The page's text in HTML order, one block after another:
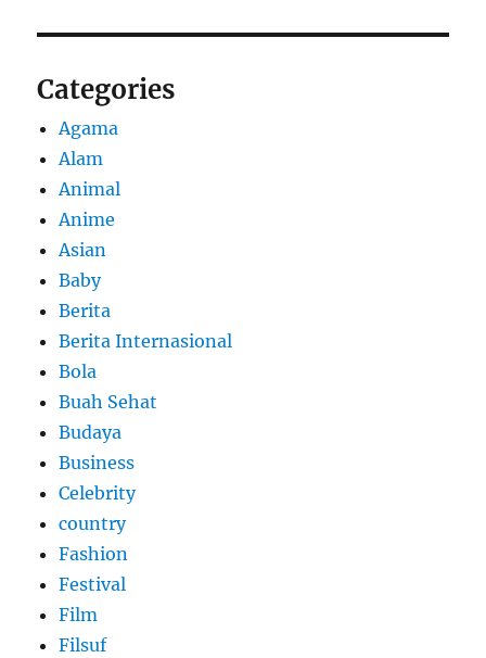
Categories
Agama
Alam
Animal
Anime
Asian
Baby
Berita
Berita Internasional
Bola
Buah Sehat
Budaya
Business
Celebrity
country
Fashion
Festival
Film
Filsuf